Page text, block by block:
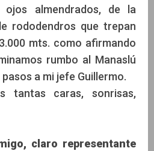
almendrados, de la
rododendros que trepan
mts. como afirmando
rumbo al Manaslú
a mi jefe Guillermo.
tantas caras, sonrisas,
claro representante